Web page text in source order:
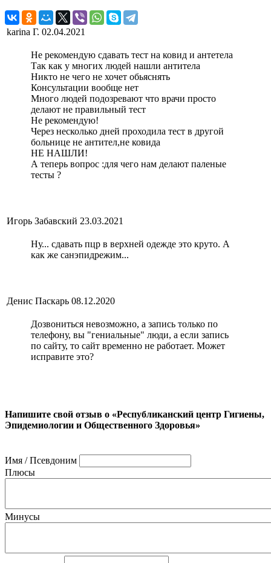
karina Г. 02.04.2021
Не рекомендую сдавать тест на ковид и антетела
Так как у многих людей нашли антитела
Никто не чего не хочет обьяснять
Консультации вообще нет
Много людей подозревают что врачи просто
делают не правильный тест
Не рекомендую!
Через несколько дней проходила тест в другой
больнице не антител,не ковида
НЕ НАШЛИ!
А теперь вопрос :для чего нам делают паленые
тесты ?
Игорь Забавский 23.03.2021
Ну... сдавать пцр в верхней одежде это круто. А
как же санэпидрежим...
Денис Паскарь 08.12.2020
Дозвониться невозможно, а запись только по
телефону, вы "гениальные" люди, а если запись
по сайту, то сайт временно не работает. Может
исправите это?
Напишите свой отзыв о «Республиканский центр Гигиены,
Эпидемиологии и Общественного Здоровья»
Имя / Псевдоним
Плюсы
Минусы